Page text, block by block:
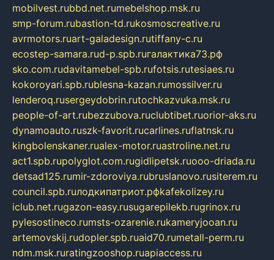
mobilvest.rubbd.net.rumebelshop.msk.ru
smp-forum.rubastion-td.rukosmoscreative.ru
avrmotors.ruart-galadesign.rutiffany-c.ru
ecostep-samara.rud-p.spb.ruгалактика73.рф
sko.com.rudavitamebel-spb.rufotsis.rutesiaes.ru
kokoroyari.spb.rublesna-kazan.rumossilver.ru
lenderoq.rusergeydobrin.rutochkazvuka.msk.ru
people-of-art.rubezzubova.ruclubtibet.ruorior-aks.ru
dynamoauto.ruszk-favorit.rucarlines.ruflatnsk.ru
kingbolenskaner.rualex-motor.ruastroline.net.ru
act1.spb.rupolyglot.com.rugidlipetsk.ruooo-driada.ru
detsad125.rumir-zdoroviya.rubruslanovo.rusiterem.ru
council.spb.ruлодкипатриот.рфkafekolizey.ru
iclub.net.rugazon-easy.rusugarepilekb.rugrinox.ru
pylesostineco.rumsts-ozarenie.rukameryjooan.ru
artemovskij.rudopler.spb.ruaid70.rumetall-perm.ru
ndm.msk.ruratingzooshop.ruapiaccess.ru